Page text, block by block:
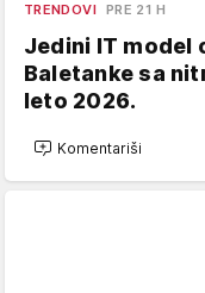
TRENDOVI PRE 21 H
Jedini IT model
Baletanke sa
leto 2026.
Komentariši